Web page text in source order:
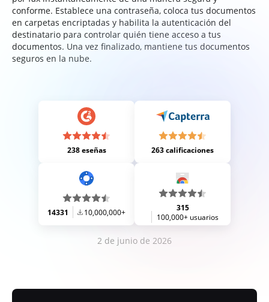
conforme. Establece una contraseña, coloca tus documentos
en carpetas encriptadas y habilita la autenticación del
destinatario para controlar quién tiene acceso a tus
documentos. Una vez finalizado, mantiene tus documentos
seguros en la nube.
238 eseñas 263 calificaciones
14331 10,000,000+
315
100,000+ usuarios
2 de junio de 2026